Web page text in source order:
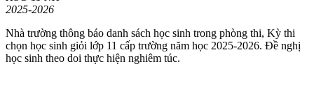
2025-2026
Nhà trường thông báo danh sách học sinh trong phòng thi, Kỳ thi
chọn học sinh giỏi lớp 11 cấp trường năm học 2025-2026. Đề nghị
học sinh theo doi thực hiện nghiêm túc.